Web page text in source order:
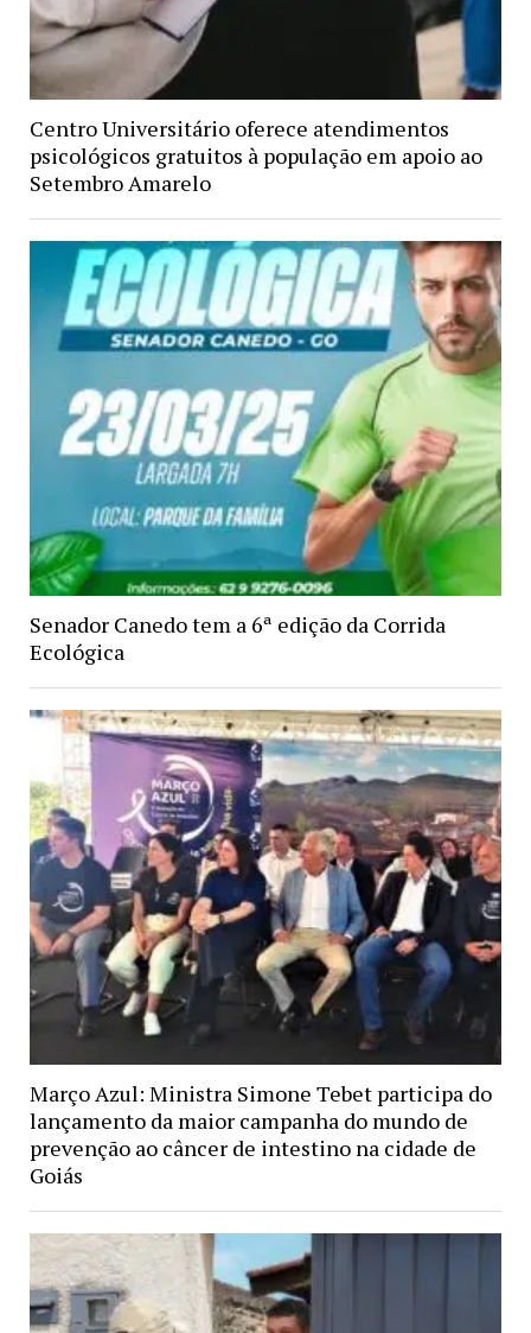
Centro Universitário oferece atendimentos
psicológicos gratuitos à população em apoio ao
Setembro Amarelo
Senador Canedo tem a 6ª edição da Corrida
Ecológica
Março Azul: Ministra Simone Tebet participa do
lançamento da maior campanha do mundo de
prevenção ao câncer de intestino na cidade de
Goiás